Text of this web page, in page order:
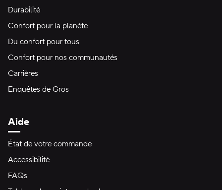
Durabilité
Confort pour la planète
Du confort pour tous
Confort pour nos communautés
Carrières
Enquêtes de Gros
Aide
État de votre commande
Accessibilité
FAQs